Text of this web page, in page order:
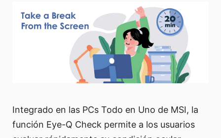
Integrado en las PCs Todo en Uno de MSI, la
función Eye-Q Check permite a los usuarios